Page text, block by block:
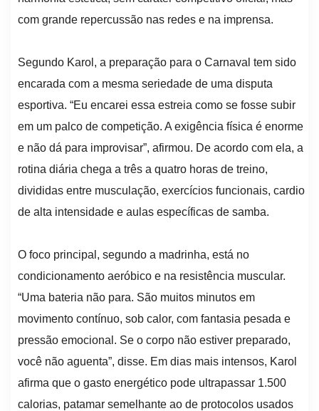
com grande repercussão nas redes e na imprensa.
Segundo Karol, a preparação para o Carnaval tem sido
encarada com a mesma seriedade de uma disputa
esportiva. “Eu encarei essa estreia como se fosse subir
em um palco de competição. A exigência física é enorme
e não dá para improvisar”, afirmou. De acordo com ela, a
rotina diária chega a três a quatro horas de treino,
divididas entre musculação, exercícios funcionais, cardio
de alta intensidade e aulas específicas de samba.
O foco principal, segundo a madrinha, está no
condicionamento aeróbico e na resistência muscular.
“Uma bateria não para. São muitos minutos em
movimento contínuo, sob calor, com fantasia pesada e
pressão emocional. Se o corpo não estiver preparado,
você não aguenta”, disse. Em dias mais intensos, Karol
afirma que o gasto energético pode ultrapassar 1.500
calorias, patamar semelhante ao de protocolos usados